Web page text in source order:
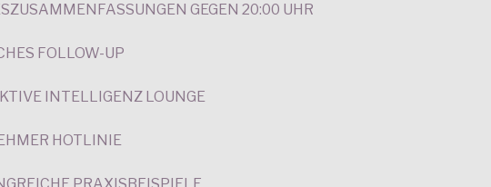
GEGEN 20:00 UHR
FOLLOW-UP
INTELLIGENZ LOUNGE
HOTLINIE